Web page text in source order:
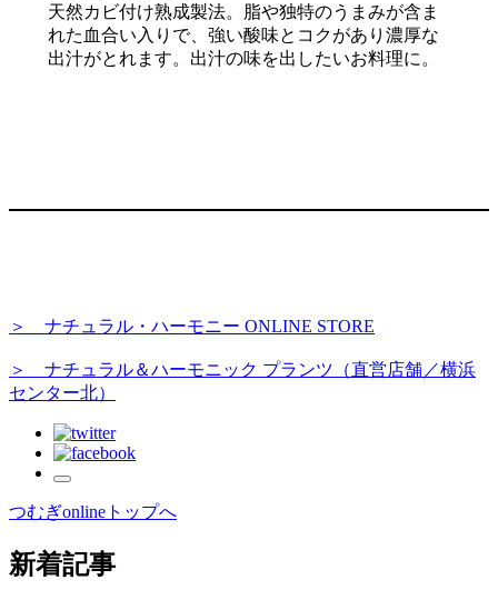
天然カビ付け熟成製法。脂や独特のうまみが含ま
れた血合い入りで、強い酸味とコクがあり濃厚な
出汁がとれます。出汁の味を出したいお料理に。
＞ ナチュラル・ハーモニー ONLINE STORE
＞ ナチュラル＆ハーモニック プランツ（直営店舗／横浜
センター北）
つむぎonlineトップへ
新着記事